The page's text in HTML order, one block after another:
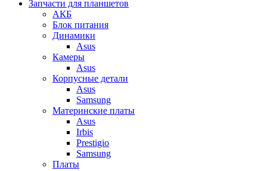
Запчасти для планшетов
АКБ
Блок питания
Динамики
Asus
Камеры
Asus
Корпусные детали
Asus
Samsung
Материнские платы
Asus
Irbis
Prestigio
Samsung
Платы